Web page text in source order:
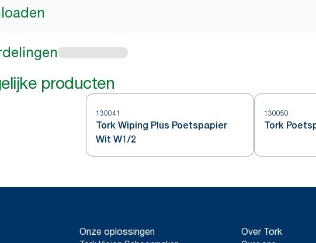
producten
130041
Tork Wiping Plus Poetspapier
Wit W1/2
130050
Tork
Onze oplossingen Over Tork